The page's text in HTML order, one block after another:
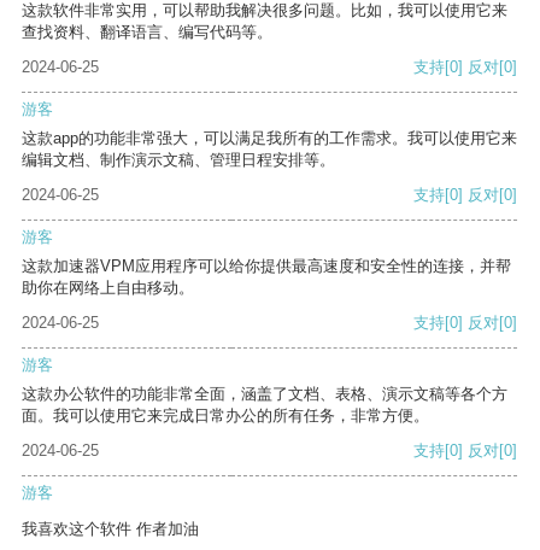
这款软件非常实用，可以帮助我解决很多问题。比如，我可以使用它来
查找资料、翻译语言、编写代码等。
2024-06-25
支持[0] 反对[0]
游客
这款app的功能非常强大，可以满足我所有的工作需求。我可以使用它来
编辑文档、制作演示文稿、管理日程安排等。
2024-06-25
支持[0] 反对[0]
游客
这款加速器VPM应用程序可以给你提供最高速度和安全性的连接，并帮
助你在网络上自由移动。
2024-06-25
支持[0] 反对[0]
游客
这款办公软件的功能非常全面，涵盖了文档、表格、演示文稿等各个方
面。我可以使用它来完成日常办公的所有任务，非常方便。
2024-06-25
支持[0] 反对[0]
游客
我喜欢这个软件 作者加油